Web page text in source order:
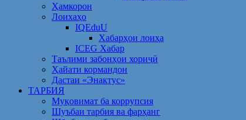
Ҳамкорон
Лоихаҳо
IQEduU
Хабарҳои лоиҳа
ICEG Хабар
Таълими забонҳои хориҷӣ
Ҳайати кормандон
Дастаи «Энактус»
ТАРБИЯ
Муқовимат ба коррупсия
Шуъбаи тарбия ва фарҳанг